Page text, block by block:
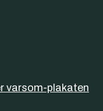
varsom-plakaten